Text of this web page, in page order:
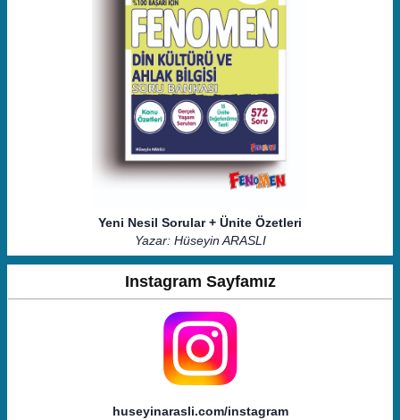
Yeni Nesil Sorular + Ünite Özetleri
Yazar: Hüseyin ARASLI
Instagram Sayfamız
huseyinarasli.com/instagram